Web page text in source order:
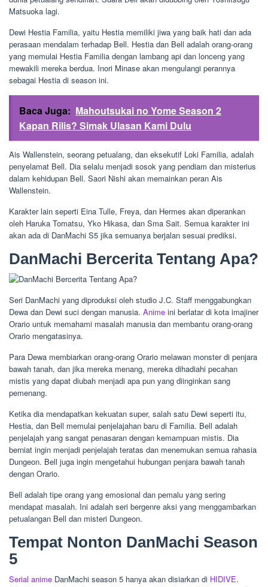
Matsuoka lagi.
Dewi Hestia Familia, yaitu Hestia memiliki jiwa yang baik hati dan ada
perasaan mendalam terhadap Bell. Hestia dan Bell adalah orang-orang
yang memulai Hestia Familia dengan lambang api dan lonceng yang
mewakili mereka berdua. Inori Minase akan mengulangi perannya
sebagai Hestia di season ini.
Baca Juga: Mahoutsukai no Yome Season 2
Kapan Rilis? Simak Ulasan Kami Dulu
Ais Wallenstein, seorang petualang, dan eksekutif Loki Familia, adalah
penyelamat Bell. Dia selalu menjadi sosok yang pendiam dan misterius
dalam kehidupan Bell. Saori Nishi akan memainkan peran Ais
Wallenstein.
Karakter lain seperti Eina Tulle, Freya, dan Hermes akan diperankan
oleh Haruka Tomatsu, Yko Hikasa, dan Sma Sait. Semua karakter ini
akan ada di DanMachi S5 jika semuanya berjalan sesuai prediksi.
DanMachi Bercerita Tentang Apa?
Seri DanMachi yang diproduksi oleh studio J.C. Staff menggabungkan
Dewa dan Dewi suci dengan manusia. Anime ini berlatar di kota imajiner
Orario untuk memahami masalah manusia dan membantu orang-orang
Orario mengatasinya.
Para Dewa membiarkan orang-orang Orario melawan monster di penjara
bawah tanah, dan jika mereka menang, mereka dihadiahi pecahan
mistis yang dapat diubah menjadi apa pun yang diinginkan sang
pemenang.
Ketika dia mendapatkan kekuatan super, salah satu Dewi seperti itu,
Hestia, dan Bell memulai penjelajahan baru di Familia. Bell adalah
penjelajah yang sangat penasaran dengan kemampuan mistis. Dia
berniat ingin menjadi penjelajah teratas dan menemukan semua rahasia
Dungeon. Bell juga ingin mengetahui hubungan penjara bawah tanah
dengan Orario.
Bell adalah tipe orang yang emosional dan pemalu yang sering
mendapat masalah. Ini adalah seri bergenre aksi yang menggambarkan
petualangan Bell dan misteri Dungeon.
Tempat Nonton DanMachi Season
5
Serial anime DanMachi season 5 hanya akan disiarkan di HIDIVE.